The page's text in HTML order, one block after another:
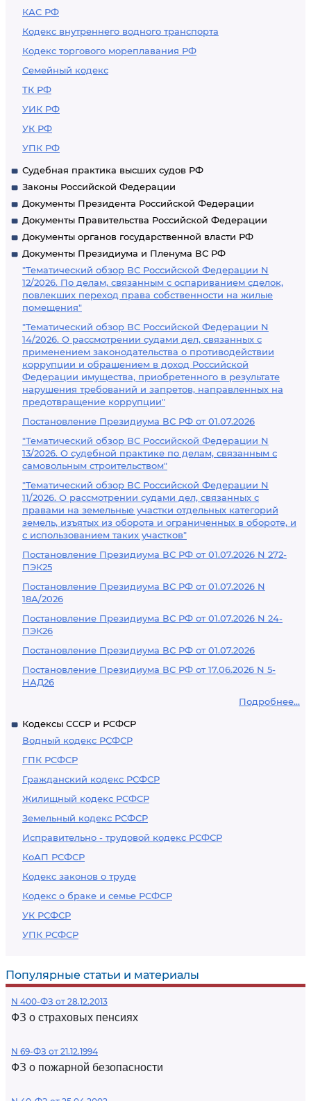
КАС РФ
Кодекс внутреннего водного транспорта
Кодекс торгового мореплавания РФ
Семейный кодекс
ТК РФ
УИК РФ
УК РФ
УПК РФ
Судебная практика высших судов РФ
Законы Российской Федерации
Документы Президента Российской Федерации
Документы Правительства Российской Федерации
Документы органов государственной власти РФ
Документы Президиума и Пленума ВС РФ
"Тематический обзор ВС Российской Федерации N
12/2026. По делам, связанным с оспариванием сделок,
повлекших переход права собственности на жилые
помещения"
"Тематический обзор ВС Российской Федерации N
14/2026. О рассмотрении судами дел, связанных с
применением законодательства о противодействии
коррупции и обращением в доход Российской
Федерации имущества, приобретенного в результате
нарушения требований и запретов, направленных на
предотвращение коррупции"
Постановление Президиума ВС РФ от 01.07.2026
"Тематический обзор ВС Российской Федерации N
13/2026. О судебной практике по делам, связанным с
самовольным строительством"
"Тематический обзор ВС Российской Федерации N
11/2026. О рассмотрении судами дел, связанных с
правами на земельные участки отдельных категорий
земель, изъятых из оборота и ограниченных в обороте, и
с использованием таких участков"
Постановление Президиума ВС РФ от 01.07.2026 N 272-
ПЭК25
Постановление Президиума ВС РФ от 01.07.2026 N
18А/2026
Постановление Президиума ВС РФ от 01.07.2026 N 24-
ПЭК26
Постановление Президиума ВС РФ от 01.07.2026
Постановление Президиума ВС РФ от 17.06.2026 N 5-
НАД26
Подробнее...
Кодексы СССР и РСФСР
Водный кодекс РСФСР
ГПК РСФСР
Гражданский кодекс РСФСР
Жилищный кодекс РСФСР
Земельный кодекс РСФСР
Исправительно - трудовой кодекс РСФСР
КоАП РСФСР
Кодекс законов о труде
Кодекс о браке и семье РСФСР
УК РСФСР
УПК РСФСР
Популярные статьи и материалы
N 400-ФЗ от 28.12.2013
ФЗ о страховых пенсиях
N 69-ФЗ от 21.12.1994
ФЗ о пожарной безопасности